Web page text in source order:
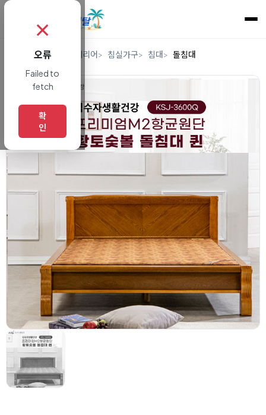
렌탈 가구/인테리어 침실가구 침대 돌침대
✗
오류
Failed to
fetch
확
인